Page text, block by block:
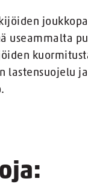
useammalta
lastensuojelu